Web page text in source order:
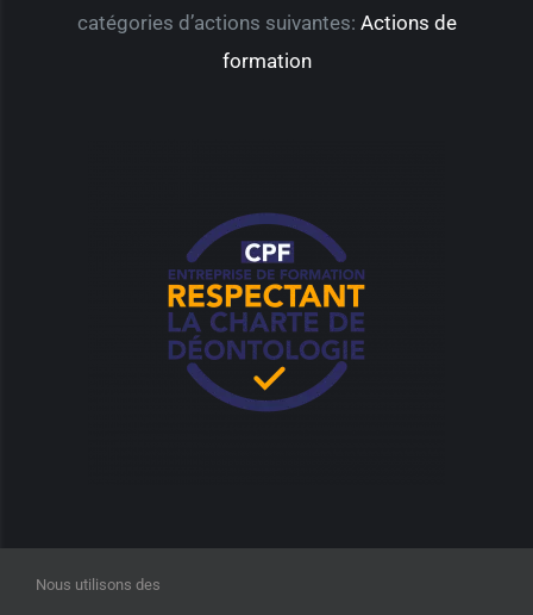
catégories d’actions suivantes: Actions de
formation
Nous utilisons des